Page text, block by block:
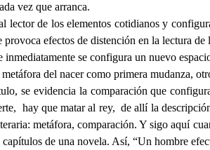
vez que arranca.
lector de los elementos cotidianos y
efectos de distención en la lectura
se configura un nuevo
del nacer como primera mudanza,
se evidencia la comparación que
hay que matar al rey, de allí la
metáfora, comparación. Y sigo aquí
de una novela. Así, “Un hombre